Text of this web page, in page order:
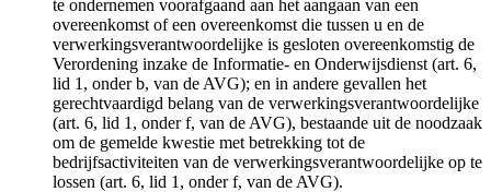
te ondernemen voorafgaand aan het aangaan van een
overeenkomst of een overeenkomst die tussen u en de
verwerkingsverantwoordelijke is gesloten overeenkomstig de
Verordening inzake de Informatie- en Onderwijsdienst (art. 6,
lid 1, onder b, van de AVG); en in andere gevallen het
gerechtvaardigd belang van de verwerkingsverantwoordelijke
(art. 6, lid 1, onder f, van de AVG), bestaande uit de noodzaak
om de gemelde kwestie met betrekking tot de
bedrijfsactiviteiten van de verwerkingsverantwoordelijke op te
lossen (art. 6, lid 1, onder f, van de AVG).